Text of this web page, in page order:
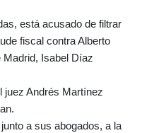
está acusado de filtrar
fiscal contra Alberto
Madrid, Isabel Díaz
juez Andrés Martínez
a sus abogados, a la